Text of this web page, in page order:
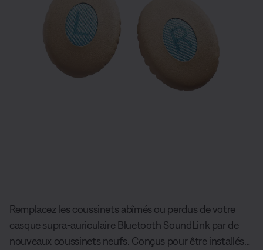
Remplacez les coussinets abîmés ou perdus de votre
casque supra-auriculaire Bluetooth SoundLink par de
nouveaux coussinets neufs. Conçus pour être installés